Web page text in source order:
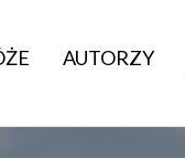
AUTORZY